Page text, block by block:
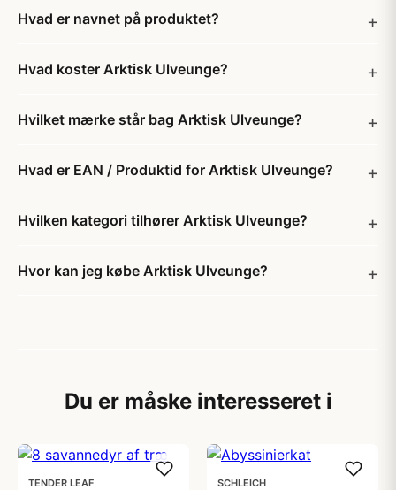
Hvad er navnet på produktet?
Hvad koster Arktisk Ulveunge?
Hvilket mærke står bag Arktisk Ulveunge?
Hvad er EAN / Produktid for Arktisk Ulveunge?
Hvilken kategori tilhører Arktisk Ulveunge?
Hvor kan jeg købe Arktisk Ulveunge?
Du er måske interesseret i
TENDER LEAF SCHLEICH